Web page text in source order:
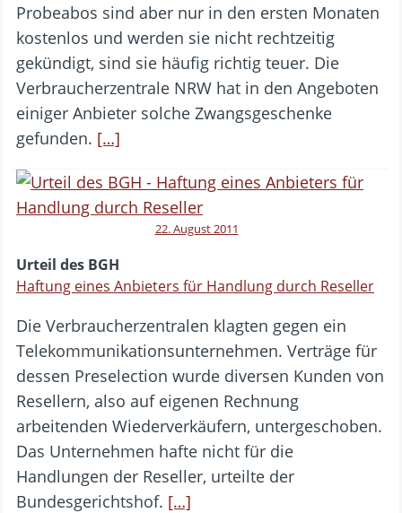
Probeabos sind aber nur in den ersten Monaten
kostenlos und werden sie nicht rechtzeitig
gekündigt, sind sie häufig richtig teuer. Die
Verbraucherzentrale NRW hat in den Angeboten
einiger Anbieter solche Zwangsgeschenke
gefunden. […]
22. August 2011
Urteil des BGH
Haftung eines Anbieters für Handlung durch Reseller
Die Verbraucherzentralen klagten gegen ein
Telekommunikationsunternehmen. Verträge für
dessen Preselection wurde diversen Kunden von
Resellern, also auf eigenen Rechnung
arbeitenden Wiederverkäufern, untergeschoben.
Das Unternehmen hafte nicht für die
Handlungen der Reseller, urteilte der
Bundesgerichtshof. […]